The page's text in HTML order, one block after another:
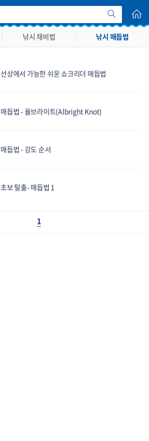
낚시 채비법 낚시 매듭법
선상에서 가능한 쉬운 쇼크리더 매듭법
매듭법 - 올브라이트(Albright Knot)
매듭법 - 강도 순서
초보 탈출- 매듭법 1
1